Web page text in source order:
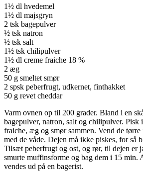
1½ dl hvedemel
1½ dl majsgryn
2 tsk bagepulver
½ tsk natron
½ tsk salt
1½ tsk chilipulver
1½ dl creme fraiche 18 %
2 æg
50 g smeltet smør
2 spsk peberfrugt, udkernet, finthakket
50 g revet cheddar
Varm ovnen op til 200 grader. Bland i en
bagepulver, natron, salt og chilipulver. Pisk
fraiche, æg og smør sammen. Vend de tørre
med de våde. Dejen må ikke piskes, for så
Tilsæt peberfrugt og ost, og rør, til dejen
smurte muffinsforme og bag dem i 15 min.
vendes ud på en bagerist.